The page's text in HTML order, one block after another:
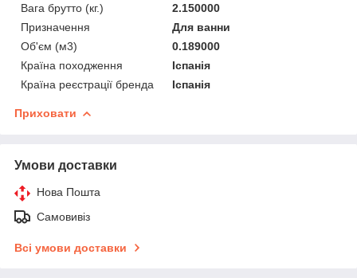
Вага брутто (кг.)
2.150000
Призначення
Для ванни
Об'єм (м3)
0.189000
Країна походження
Іспанія
Країна реєстрації бренда
Іспанія
Приховати
Умови доставки
Нова Пошта
Самовивіз
Всі умови доставки